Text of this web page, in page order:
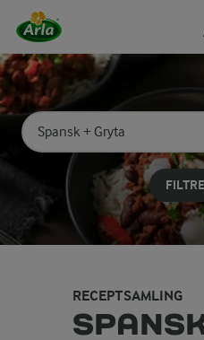
Sök på kategori eller ingrediens
Skriv in sökord för att få förslag
RECEPTSAMLING